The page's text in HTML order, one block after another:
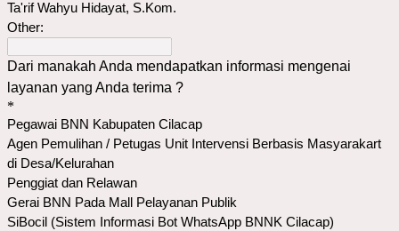
Ta'rif Wahyu Hidayat, S.Kom.
Other:
Dari manakah Anda mendapatkan informasi mengenai
layanan yang Anda terima ?
*
Pegawai BNN Kabupaten Cilacap
Agen Pemulihan / Petugas Unit Intervensi Berbasis Masyarakart
di Desa/Kelurahan
Penggiat dan Relawan
Gerai BNN Pada Mall Pelayanan Publik
SiBocil (Sistem Informasi Bot WhatsApp BNNK Cilacap)